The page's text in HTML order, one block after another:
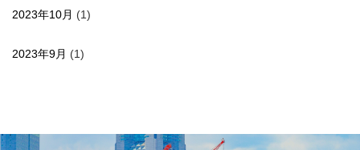
2023年10月 (1)
2023年9月 (1)